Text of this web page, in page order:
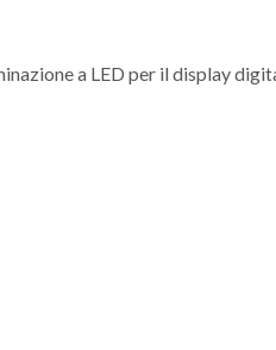
a LED per il display